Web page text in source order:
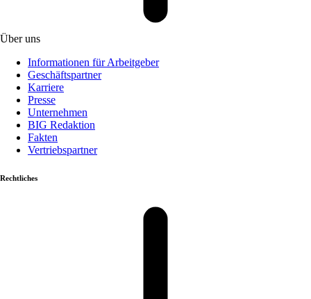
Über uns
Informationen für Arbeitgeber
Geschäftspartner
Karriere
Presse
Unternehmen
BIG Redaktion
Fakten
Vertriebspartner
Rechtliches